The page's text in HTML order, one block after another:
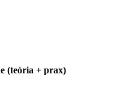
(teória + prax)